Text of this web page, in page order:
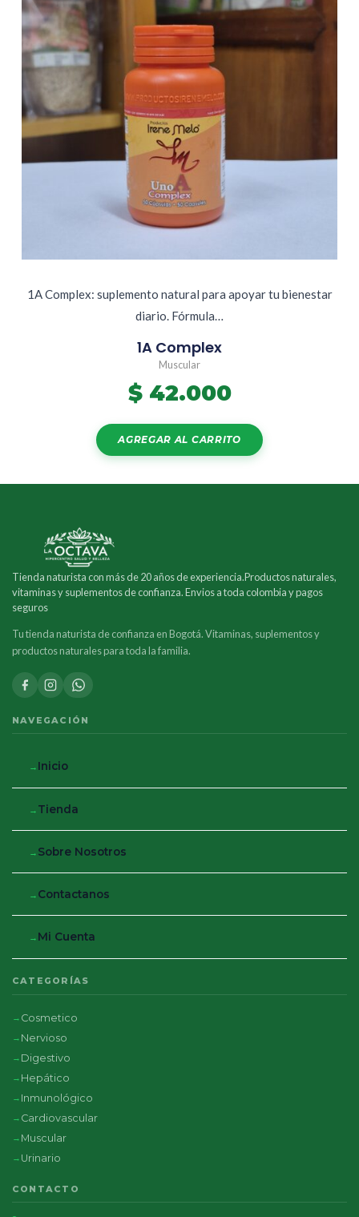
1A Complex: suplemento natural para apoyar tu bienestar
diario. Fórmula…
1A Complex
Muscular
$42.000
AGREGAR AL CARRITO
Tienda naturista con más de 20 años de experiencia.Productos naturales,
vitaminas y suplementos de confianza. Envios a toda colombia y pagos
seguros
Tu tienda naturista de confianza en Bogotá. Vitaminas, suplementos y
productos naturales para toda la familia.
NAVEGACIÓN
Inicio
Tienda
Sobre Nosotros
Contactanos
Mi Cuenta
CATEGORÍAS
Cosmetico
Nervioso
Digestivo
Hepático
Inmunológico
Cardiovascular
Muscular
Urinario
CONTACTO